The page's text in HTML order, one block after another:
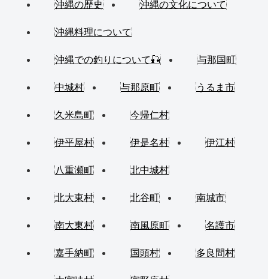
沖縄の歴史 沖縄の文化について
沖縄料理について
沖縄での釣りについて🎣 与那国町
中城村 与那原町 うるま市
久米島町 今帰仁村
伊平屋村 伊是名村 伊江村
八重瀬町 北中城村
北大東村 北谷町 南城市
南大東村 南風原町 名護市
嘉手納町 国頭村 多良間村